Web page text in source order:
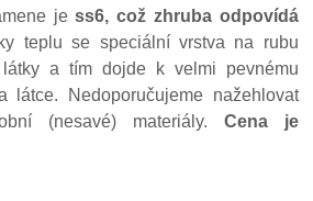
jess6, což zhruba odpovídá
teplu se speciální vrstva na rubu
a tím dojde k velmi pevnému
látce. Nedoporučujeme nažehlovat
(nesavé) materiály. Cena je